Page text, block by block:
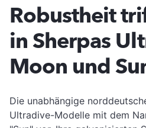
Robustheit
in Sherpas
Moon und
Die unabhängige
Ultradive-Modelle mit dem